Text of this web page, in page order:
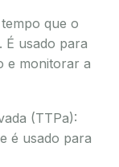
que o
usado para
e monitorar a
(TTPa):
é usado para